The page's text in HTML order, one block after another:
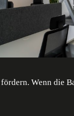
Wenn die